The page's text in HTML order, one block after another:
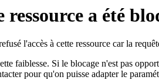
ressource a été
l'accès à cette ressource car la
faiblesse. Si le blocage n'est pas
pour qu'on puisse adapter le